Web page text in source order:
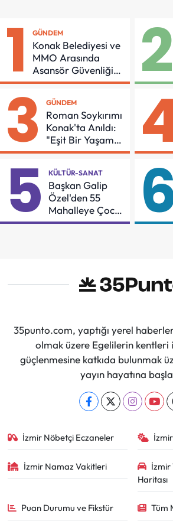
1 GÜNDEM
Konak Belediyesi ve
MMO Arasında
Asansör Güvenliği
İçin Önemli Protokol
2
3 GÜNDEM
Roman Soykırımı
Konak'ta Anıldı:
"Eşit Bir Yaşam
İçin Mücadeleyi
5 KÜLTÜR-SANAT
Başkan Galip
Özel'den 55
Mahalleye Çocuk
Şenliği
35punto.com, yaptığı yerel
olmak üzere Egelilerin kentleri
güçlenmesine katkıda bulunmak
yayın hayatına
İzmir Nöbetçi Eczaneler
İzmir Namaz Vakitleri
İzmir
Haritası
Puan Durumu ve Fikstür Tüm